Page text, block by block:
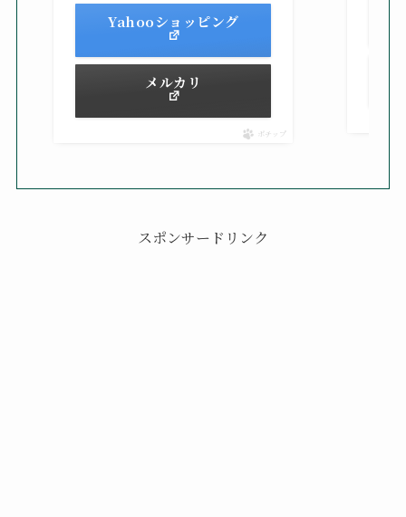
Yahooショッピング
メルカリ
ポチップ
スポンサードリンク